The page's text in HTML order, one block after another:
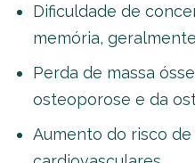
Dificuldade de
memória,
Perda de massa
osteoporose e da
Aumento do risco